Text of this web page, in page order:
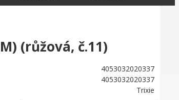
(růžová, č.11)
4053032020337
4053032020337
Trixie